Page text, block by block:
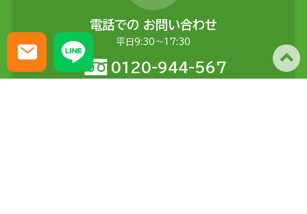
電話での お問い合わせ
平日9:30〜17:30
0120-944-567